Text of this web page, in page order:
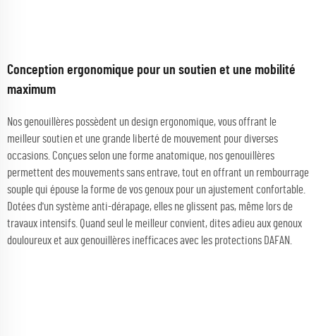
Conception ergonomique pour un soutien et une mobilité
maximum
Nos genouillères possèdent un design ergonomique, vous offrant le
meilleur soutien et une grande liberté de mouvement pour diverses
occasions. Conçues selon une forme anatomique, nos genouillères
permettent des mouvements sans entrave, tout en offrant un rembourrage
souple qui épouse la forme de vos genoux pour un ajustement confortable.
Dotées d'un système anti-dérapage, elles ne glissent pas, même lors de
travaux intensifs. Quand seul le meilleur convient, dites adieu aux genoux
douloureux et aux genouillères inefficaces avec les protections DAFAN.